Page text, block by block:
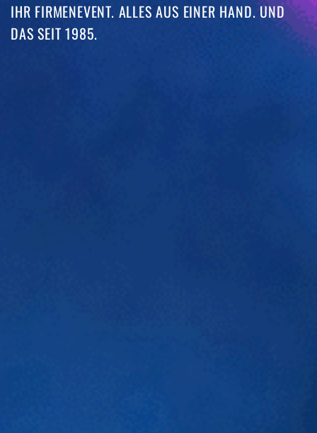
IHR FIRMENEVENT. ALLES AUS EINER HAND. UND
DAS SEIT 1985. ​